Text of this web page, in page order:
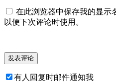
在此浏览器中保存我的显示
以便下次评论时使用。
有人回复时邮件通知我